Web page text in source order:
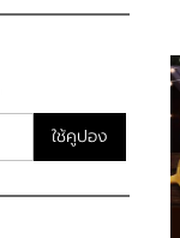
ใช้คูปอง